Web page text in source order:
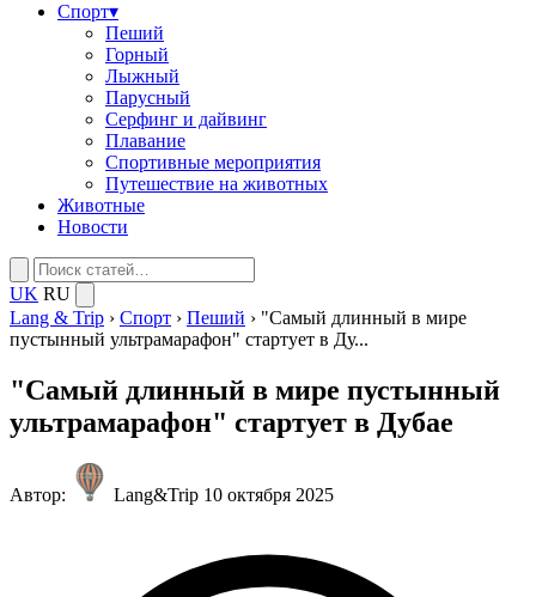
Спорт▾
Пеший
Горный
Лыжный
Парусный
Серфинг и дайвинг
Плавание
Спортивные мероприятия
Путешествие на животных
Животные
Новости
UK RU
Lang & Trip › Спорт › Пеший › "Самый длинный в мире
пустынный ультрамарафон" стартует в Ду...
"Самый длинный в мире пустынный
ультрамарафон" стартует в Дубае
Автор: Lang&Trip 10 октября 2025